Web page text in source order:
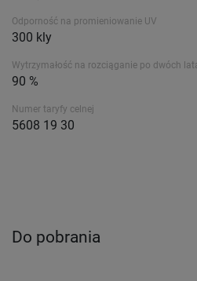
Odporność na promieniowanie UV
300 kly
Wytrzymałość na rozciąganie po dwóch
90 %
Numer taryfy celnej
5608 19 30
Do pobrania